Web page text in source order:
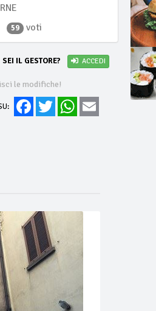
59 voti
SEI IL GESTORE? ACCEDI
le modifiche!
FacebookTwitter WhatsApp